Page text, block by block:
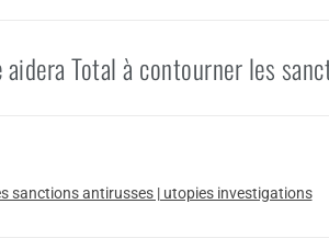
Total à contourner les
sanctions antirusses | utopies investigations